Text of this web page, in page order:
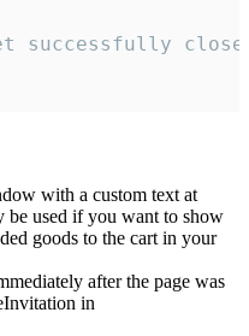
successfully
with a custom text at
be used if you want to show
goods to the cart in your
after the page was
in